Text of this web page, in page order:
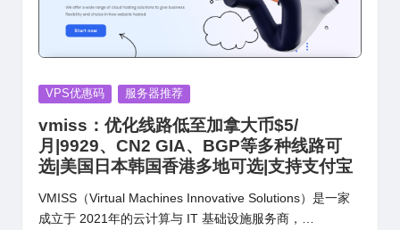
Posted
VPS优惠码 服务器推荐
vmiss：优化线路低至加拿大币$5/
月|9929、CN2 GIA、BGP等多种线路可
选|美国日本韩国香港多地可选|支持支付宝
VMISS（Virtual Machines Innovative Solutions）是一家
成立于 2021年的云计算与 IT 基础设施服务商，…